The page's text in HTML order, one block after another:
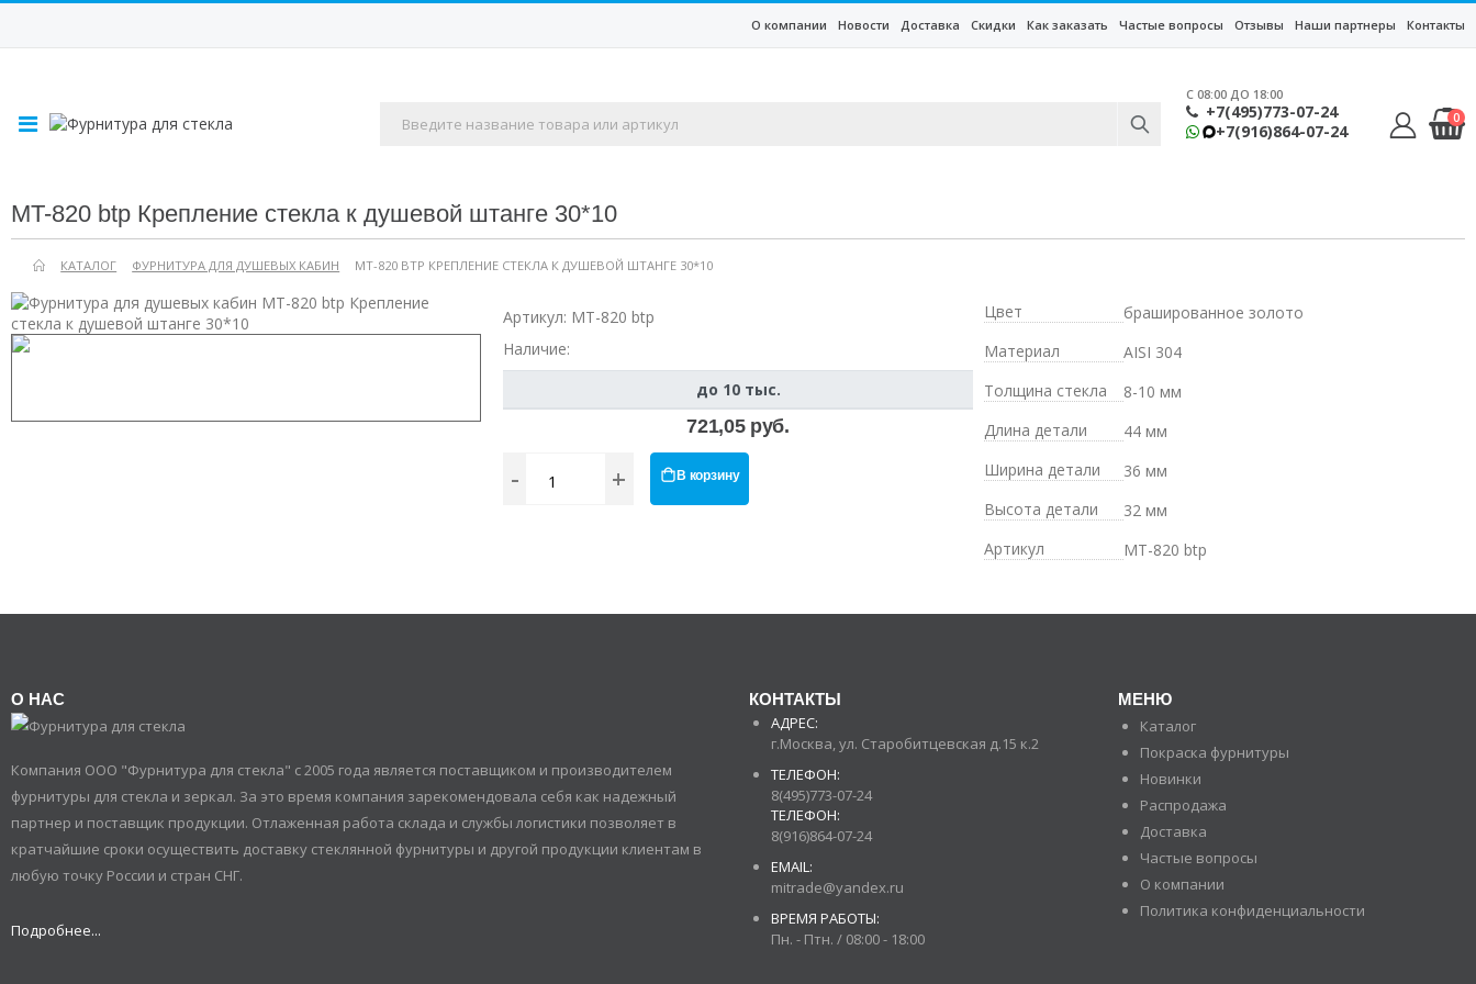
О компании Новости Доставка Скидки Как заказать Частые вопросы Отзывы Наши партнеры Контакты
C 08:00 ДО 18:00
+7(495)773-07-24
+7(916)864-07-24
0
MT-820 btp Крепление стекла к душевой штанге 30*10
КАТАЛОГ ФУРНИТУРА ДЛЯ ДУШЕВЫХ КАБИН MT-820 BTP КРЕПЛЕНИЕ СТЕКЛА К ДУШЕВОЙ ШТАНГЕ 30*10
Артикул: MT-820 btp
Наличие:
до 10 тыс.
721,05 руб.
- + В корзину
Цвет
брашированное золото
Материал
AISI 304
Толщина стекла
8-10 мм
Длина детали
44 мм
Ширина детали
36 мм
Высота детали
32 мм
Артикул
MT-820 btp
О НАС
Компания ООО "Фурнитура для стекла" с 2005 года является поставщиком и производителем
фурнитуры для стекла и зеркал. За это время компания зарекомендовала себя как надежный
партнер и поставщик продукции. Отлаженная работа склада и службы логистики позволяет в
кратчайшие сроки осуществить доставку стеклянной фурнитуры и другой продукции клиентам в
любую точку России и стран СНГ.
Подробнее...
КОНТАКТЫ
АДРЕС:
г.Москва, ул. Старобитцевская д.15 к.2
ТЕЛЕФОН:
8(495)773-07-24
ТЕЛЕФОН:
8(916)864-07-24
EMAIL:
mitrade@yandex.ru
ВРЕМЯ РАБОТЫ:
Пн. - Птн. / 08:00 - 18:00
МЕНЮ
Каталог
Покраска фурнитуры
Новинки
Распродажа
Доставка
Частые вопросы
О компании
Политика конфиденциальности